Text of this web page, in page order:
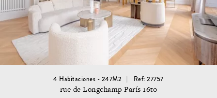
4 Habitaciones - 247M2 Ref: 27757
rue de Longchamp París 16to